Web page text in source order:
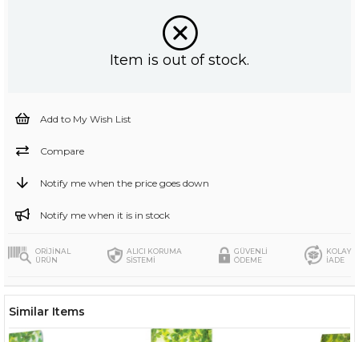
Item is out of stock.
Add to My Wish List
Compare
Notify me when the price goes down
Notify me when it is in stock
ORİJİNAL
ÜRÜN
ALICI KORUMA
SİSTEMİ
GÜVENLİ
ÖDEME
KOLAY
İADE
Similar Items